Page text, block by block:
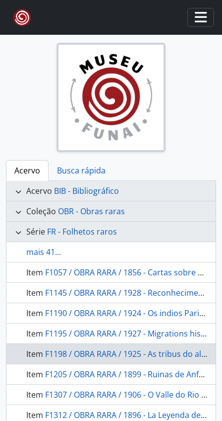
Skip to main content
Acervo
Busca rápida
Acervo BIB - Bibliográfico
Coleção OBR - Obras raras
Série FR - Folhetos raros
mais 41...
Item F1057 / OBRA RARA / 1856 - Cartas sobre a Confederação dos Tamoios
Item F1145 / OBRA RARA / 1928 - Reconhecimento geológico no Rio Xingu, Estado do Pará
Item F1190 / OBRA RARA / 1924 - Os indios Parintintin do Rio Madeira
Item F1195 / OBRA RARA / 1927 - Migrations historiques des tupi-guarani
Item F1198 / OBRA RARA / 1925 - As tribus do alto Madeira
Item F1205 / OBRA RARA / 1899 - Ruinas de Anfama: el pueblo pre-histórico de la Ciénega.
Item F1307 / OBRA RARA / 1906 - O Valle do Rio Branco.Estado do Amazonas.Ediçao Official
Item F1312 / OBRA RARA / 1896 - La Leyenda del Yguareté-abá(el indio tigre) y sus proyeccione entre los guaranies, quichuas etc: (Contribucion al estudio del folk-lore comaparado).